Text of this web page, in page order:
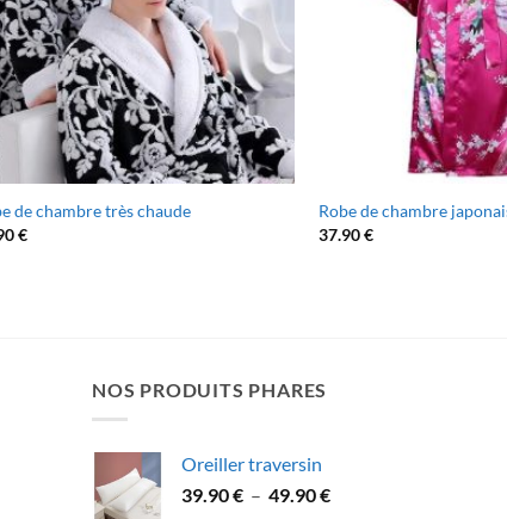
de chambre très chaude
€
Robe de chambre
37.90€
NOS PRODUITS PHARES
Oreiller traversin
39.90€ – 49.90€Plage